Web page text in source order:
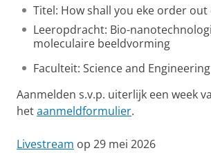
Titel: How shall you eke order out
Leeropdracht: Bio-
moleculaire beeldvorming
Faculteit: Science and Engineering
Aanmelden s.v.p. uiterlijk een week
hetaanmeldformulier.
Livestream op 29 mei 2026